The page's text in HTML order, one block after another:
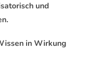
und
in Wirkung